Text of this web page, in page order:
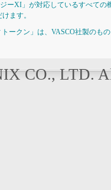
ーXI」が対応しているすべての
ます。
ークン」は、VASCO社製のも
CO., LTD.